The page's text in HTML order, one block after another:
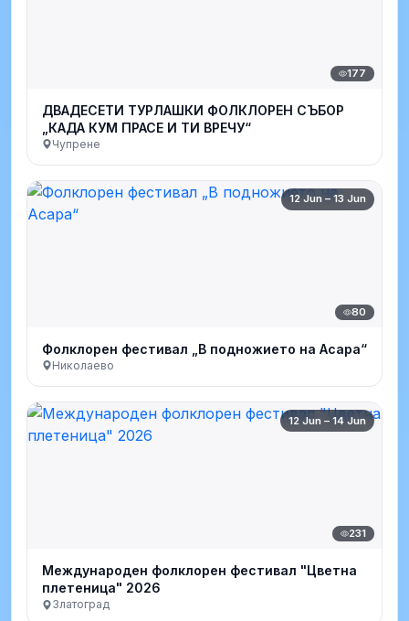
177
ДВАДЕСЕТИ ТУРЛАШКИ ФОЛКЛОРЕН СЪБОР
„КАДА КУМ ПРАСЕ И ТИ ВРЕЧУ“
Чупрене
12 Jun – 13 Jun
80
Фолклорен фестивал „В подножието на Асара“
Николаево
12 Jun – 14 Jun
231
Международен фолклорен фестивал "Цветна
плетеница" 2026
Златоград